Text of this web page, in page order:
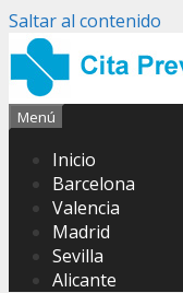
Saltar al contenido
Menú
Inicio
Barcelona
Valencia
Madrid
Sevilla
Alicante